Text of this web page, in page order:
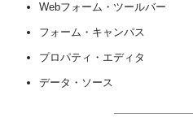
Webフォーム・ツールバー
フォーム・キャンパス
プロパティ・エディタ
データ・ソース